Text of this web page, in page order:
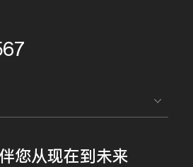
您从现在到未来